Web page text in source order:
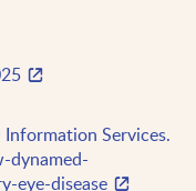
Information Services.
dynamed-
eye-disease